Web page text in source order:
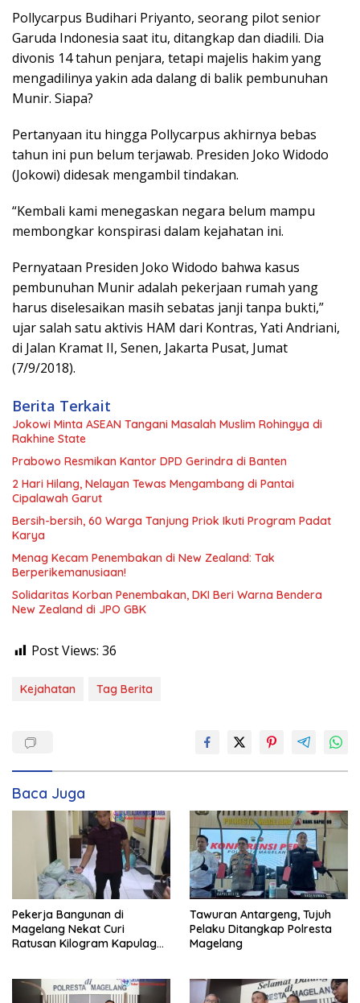
Pollycarpus Budihari Priyanto, seorang pilot senior
Garuda Indonesia saat itu, ditangkap dan diadili. Dia
divonis 14 tahun penjara, tetapi majelis hakim yang
mengadilinya yakin ada dalang di balik pembunuhan
Munir. Siapa?
Pertanyaan itu hingga Pollycarpus akhirnya bebas
tahun ini pun belum terjawab. Presiden Joko Widodo
(Jokowi) didesak mengambil tindakan.
“Kembali kami menegaskan negara belum mampu
membongkar konspirasi dalam kejahatan ini.
Pernyataan Presiden Joko Widodo bahwa kasus
pembunuhan Munir adalah pekerjaan rumah yang
harus diselesaikan masih sebatas janji tanpa bukti,”
ujar salah satu aktivis HAM dari Kontras, Yati Andriani,
di Jalan Kramat II, Senen, Jakarta Pusat, Jumat
(7/9/2018).
Berita Terkait
Jokowi Minta ASEAN Tangani Masalah Muslim Rohingya di
Rakhine State
Prabowo Resmikan Kantor DPD Gerindra di Banten
2 Hari Hilang, Nelayan Tewas Mengambang di Pantai
Cipalawah Garut
Bersih-bersih, 60 Warga Tanjung Priok Ikuti Program Padat
Karya
Menag Kecam Penembakan di New Zealand: Tak
Berperikemanusiaan!
Solidaritas Korban Penembakan, DKI Beri Warna Bendera
New Zealand di JPO GBK
Post Views: 36
Kejahatan Tag Berita
Baca Juga
Pekerja Bangunan di
Magelang Nekat Curi
Ratusan Kilogram Kapulaga
Tawuran Antargeng, Tujuh
Pelaku Ditangkap Polresta
Magelang